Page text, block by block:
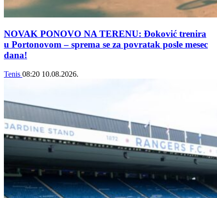
NOVAK PONOVO NA TERENU: Đoković trenira
u Portonovom – sprema se za povratak posle mesec
dana!
Tenis 08:20 10.08.2026.